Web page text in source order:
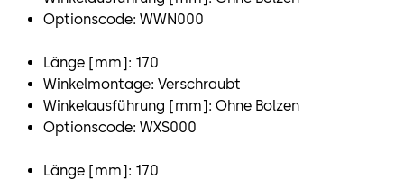
Optionscode: WWN000
Länge [mm]: 170
Winkelmontage: Verschraubt
Winkelausführung [mm]: Ohne Bolzen
Optionscode: WXS000
Länge [mm]: 170